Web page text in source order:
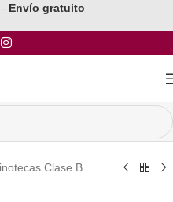
- Envío gratuito
Clase B